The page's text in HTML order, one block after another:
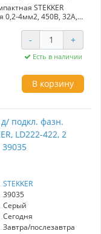
STEKKER
0,2-4мм2, 450В, 32А,
провода медь,
среды -20...+40°C
- +
Есть в наличии
В корзину
подкл. фазн.
LD222-422, 2
STEKKER
39035
Серый
Сегодня
Завтра/послезавтра